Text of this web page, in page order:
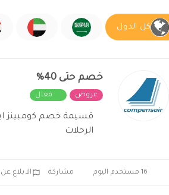
كل الدول
خصم حتى 40%
عروض فعال
الرحلات
16 مستخدم اليوم مشاركة الابلاغ